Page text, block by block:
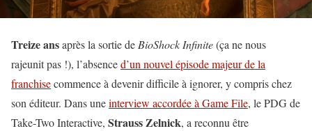
Treize ansaprès la sortie de BioShock Infinite(ça ne nous
rajeunit pas !), l’absenced’un nouvel épisode majeur de la
franchisecommence à devenir difficile à ignorer, y compris chez
son éditeur. Dans uneinterview accordée à Game File, le PDG de
Take-Two Interactive, Strauss Zelnick, a reconnu être